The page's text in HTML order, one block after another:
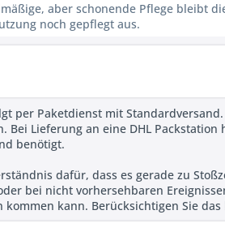
aber schonende Pflege bleibt
noch gepflegt aus.
per Paketdienst mit
Bei Lieferung an eine DHL
benötigt.
dafür, dass es gerade zu
bei nicht vorhersehbaren
kommen kann. Berücksichtigen Sie